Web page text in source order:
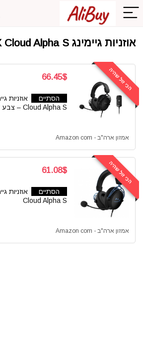
אוזניות גיימינג HyperX Cloud Alpha S
הכי זול שהיה 66.45$
הסתיים
Cloud Alpha S – צבע שחור
אמזון ארה"ב - Amazon com
הכי זול שהיה 61.08$
הסתיים
Cloud Alpha S
אמזון ארה"ב - Amazon com